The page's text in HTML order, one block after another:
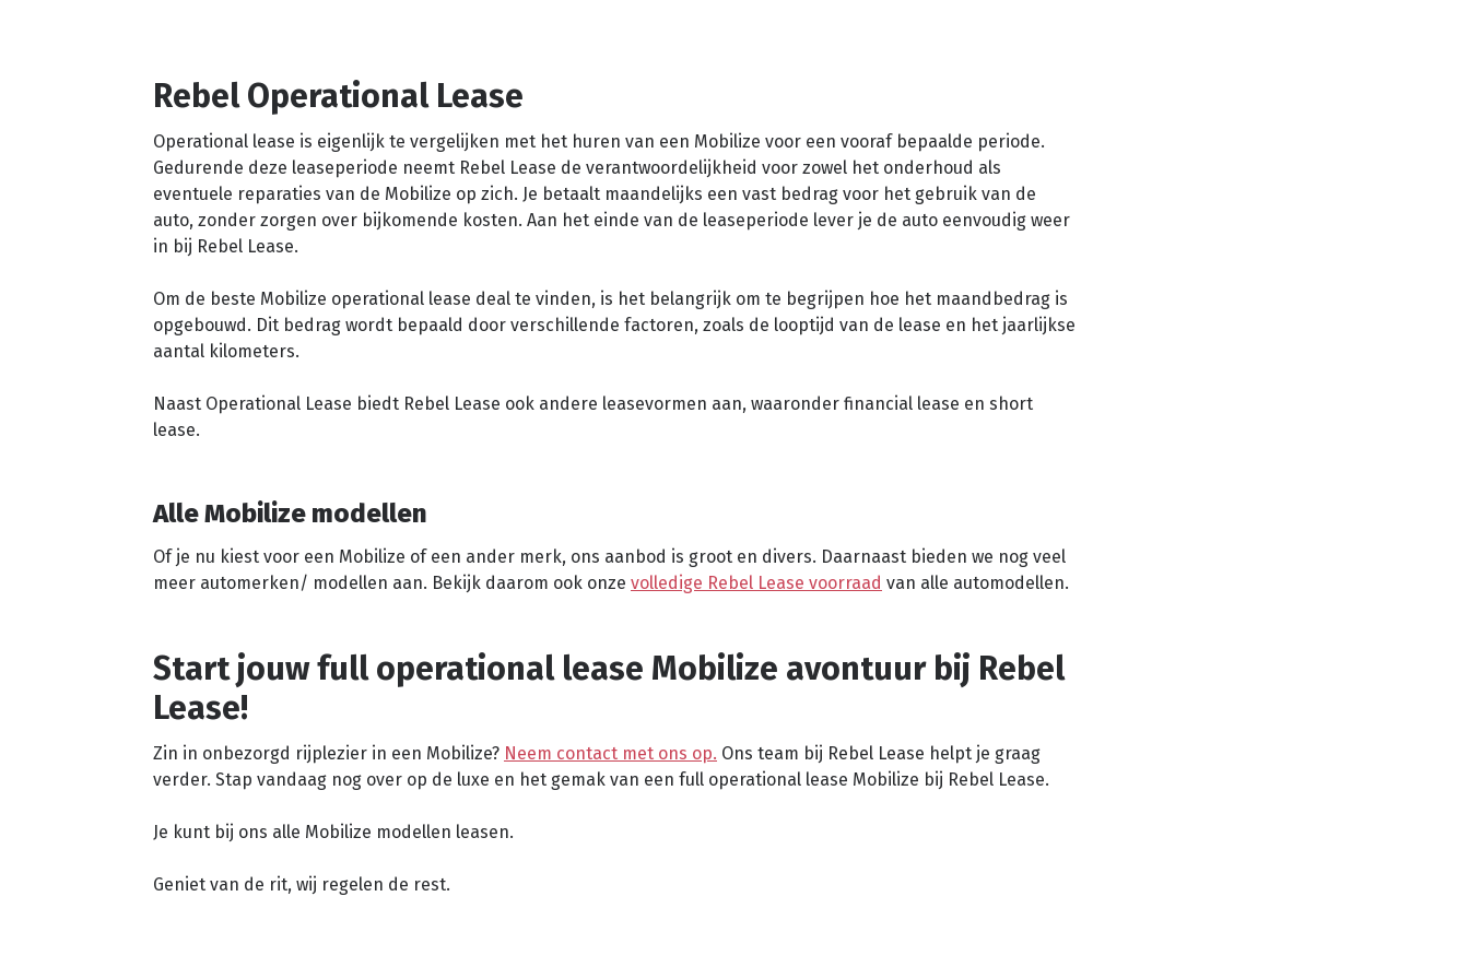
Rebel Operational Lease
Operational lease is eigenlijk te vergelijken met het huren van een Mobilize voor een vooraf bepaalde periode.
Gedurende deze leaseperiode neemt Rebel Lease de verantwoordelijkheid voor zowel het onderhoud als
eventuele reparaties van de Mobilize op zich. Je betaalt maandelijks een vast bedrag voor het gebruik van de
auto, zonder zorgen over bijkomende kosten. Aan het einde van de leaseperiode lever je de auto eenvoudig weer
in bij Rebel Lease.
Om de beste Mobilize operational lease deal te vinden, is het belangrijk om te begrijpen hoe het maandbedrag is
opgebouwd. Dit bedrag wordt bepaald door verschillende factoren, zoals de looptijd van de lease en het jaarlijkse
aantal kilometers.
Naast Operational Lease biedt Rebel Lease ook andere leasevormen aan, waaronder financial lease en short
lease.
Alle Mobilize modellen
Of je nu kiest voor een Mobilize of een ander merk, ons aanbod is groot en divers. Daarnaast bieden we nog veel
meer automerken/ modellen aan. Bekijk daarom ook onze volledige Rebel Lease voorraad van alle automodellen.
Start jouw full operational lease Mobilize avontuur bij Rebel
Lease!
Zin in onbezorgd rijplezier in een Mobilize? Neem contact met ons op. Ons team bij Rebel Lease helpt je graag
verder. Stap vandaag nog over op de luxe en het gemak van een full operational lease Mobilize bij Rebel Lease.
Je kunt bij ons alle Mobilize modellen leasen.
Geniet van de rit, wij regelen de rest.